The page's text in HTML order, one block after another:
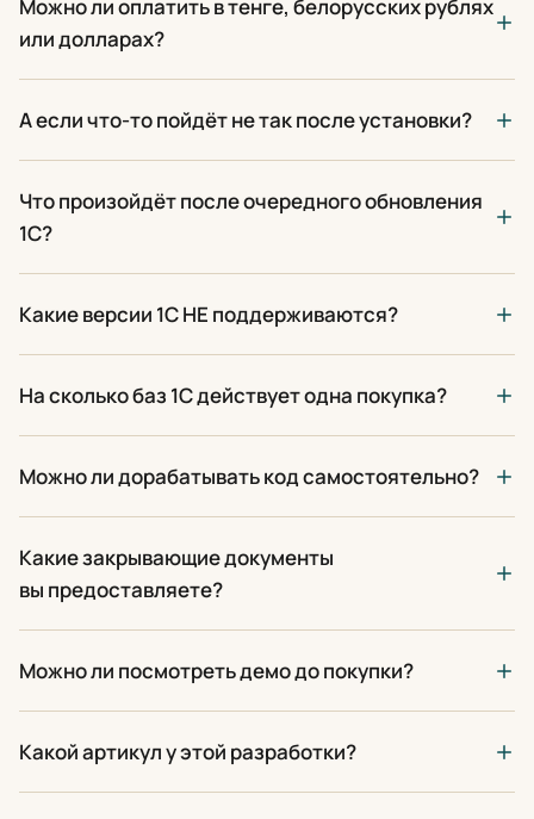
Можно ли оплатить в тенге, белорусских рублях
или долларах?
А если что-то пойдёт не так после установки?
Что произойдёт после очередного обновления
1С?
Какие версии 1С НЕ поддерживаются?
На сколько баз 1С действует одна покупка?
Можно ли дорабатывать код самостоятельно?
Какие закрывающие документы
вы предоставляете?
Можно ли посмотреть демо до покупки?
Какой артикул у этой разработки?